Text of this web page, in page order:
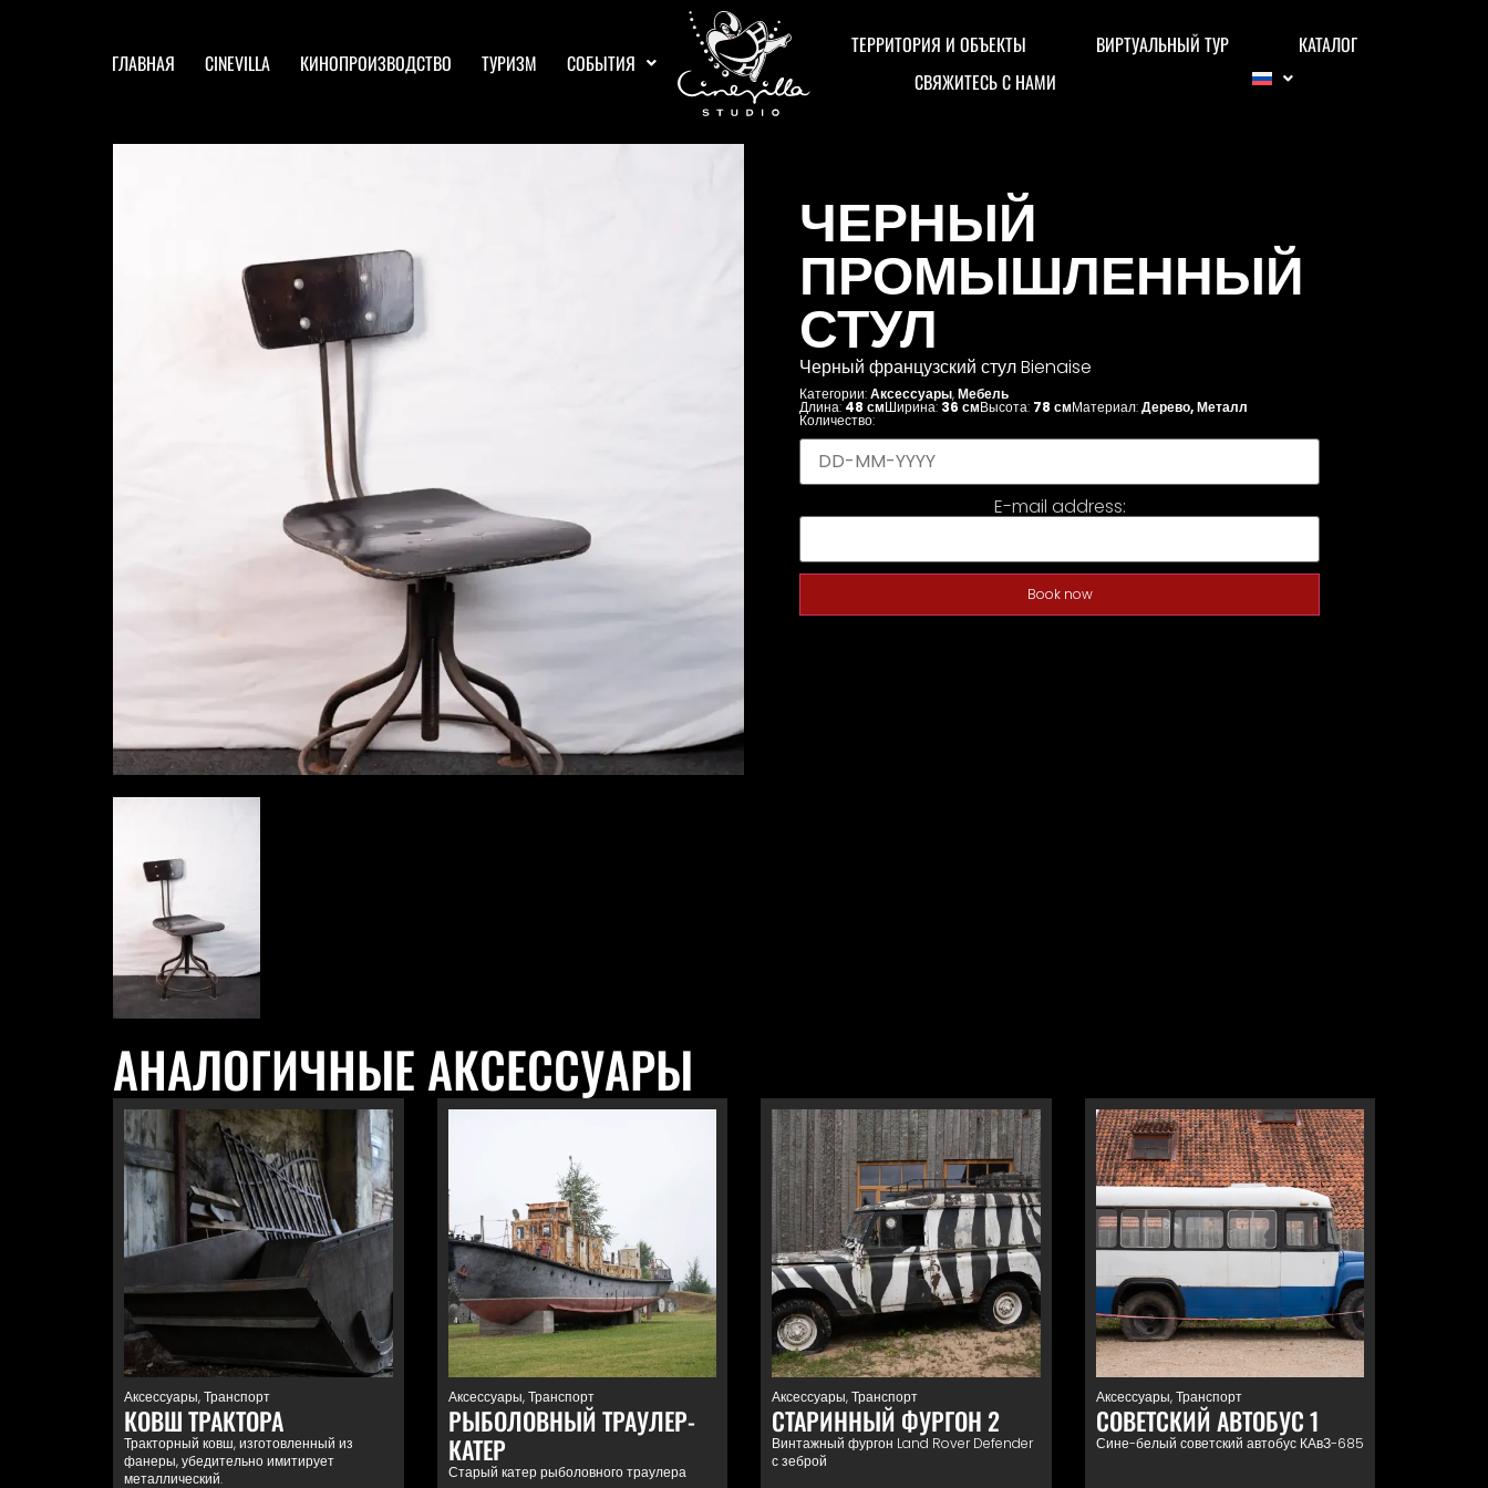
ГЛАВНАЯ CINEVILLA КИНОПРОИЗВОДСТВО ТУРИЗМ СОБЫТИЯ
ТЕРРИТОРИЯ И ОБЪЕКТЫ ВИРТУАЛЬНЫЙ ТУР
КАТАЛОГ
СВЯЖИТЕСЬ С НАМИ
ЧЕРНЫЙ
ПРОМЫШЛЕННЫЙ
СТУЛ
Черный французский стул Bienaise
Категории:Аксессуары,Мебель
Длина:48 смШирина: 36 смВысота: 78 смМатериал:Дерево,Металл
Количество:
E-mail address:
Book now
АНАЛОГИЧНЫЕ АКСЕССУАРЫ
Аксессуары,Транспорт
КОВШ ТРАКТОРА
Тракторный ковш, изготовленный из
фанеры, убедительно имитирует
металлический.
Аксессуары,Транспорт
РЫБОЛОВНЫЙ ТРАУЛЕР-
КАТЕР
Старый катер рыболовного траулера
Аксессуары,Транспорт
СТАРИННЫЙ ФУРГОН 2
Винтажный фургон Land Rover Defender
с зеброй
Аксессуары,Транспорт
СОВЕТСКИЙ АВТОБУС 1
Сине-белый советский автобус КАвЗ-685